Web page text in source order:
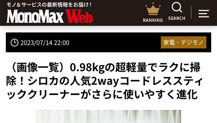
RANKING SEARCH
2023/07/14 22:00 家電・デジモノ
（画像一覧）0.98kgの超軽量でラクに掃
除！シロカの人気2wayコードレススティ
ッククリーナーがさらに使いやすく進化